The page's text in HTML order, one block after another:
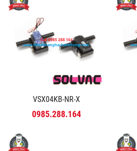
VSX04KB-NR-X
0985.288.164